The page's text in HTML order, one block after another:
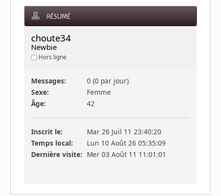
RÉSUMÉ
choute34
Newbie
Hors ligne
Messages:
0 (0 par jour)
Sexe:
Femme
Âge:
42
Inscrit le:
Mar 26 Juil 11 23:40:20
Temps local:
Lun 10 Août 26 05:35:09
Dernière visite: Mer 03 Août 11 11:01:01